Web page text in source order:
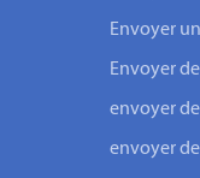
Envoyer
Envoyer
envoyer
envoyer